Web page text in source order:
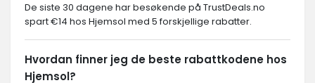
De siste 30 dagene har besøkende på TrustDeals.no
spart €14 hos Hjemsol med 5 forskjellige rabatter.
Hvordan finner jeg de beste rabattkodene hos
Hjemsol?